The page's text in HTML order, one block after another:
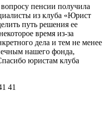
пенсии получила
из клуба «Юрист
путь решения ее
время из-за
дела и тем не менее
нашего фонда,
юристам клуба
41